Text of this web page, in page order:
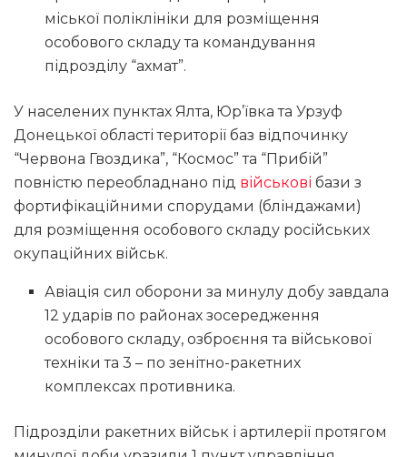
міської поліклініки для розміщення
особового складу та командування
підрозділу “ахмат”.
У населених пунктах Ялта, Юр’ївка та Урзуф
Донецької області території баз відпочинку
“Червона Гвоздика”, “Космос” та “Прибій”
повністю переобладнано під військові бази з
фортифікаційними спорудами (бліндажами)
для розміщення особового складу російських
окупаційних військ.
Авіація сил оборони за минулу добу завдала
12 ударів по районах зосередження
особового складу, озброєння та військової
техніки та 3 – по зенітно-ракетних
комплексах противника.
Підрозділи ракетних військ і артилерії протягом